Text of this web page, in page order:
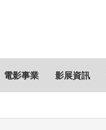
電影事業 影展資訊